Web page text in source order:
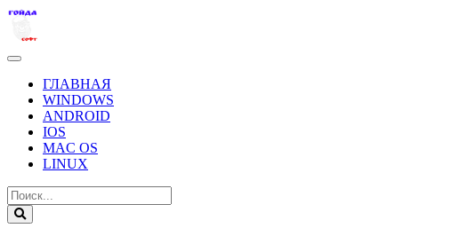
ГЛАВНАЯ
WINDOWS
ANDROID
IOS
MAC OS
LINUX